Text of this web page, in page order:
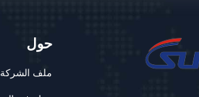
حول
ملف الشركة